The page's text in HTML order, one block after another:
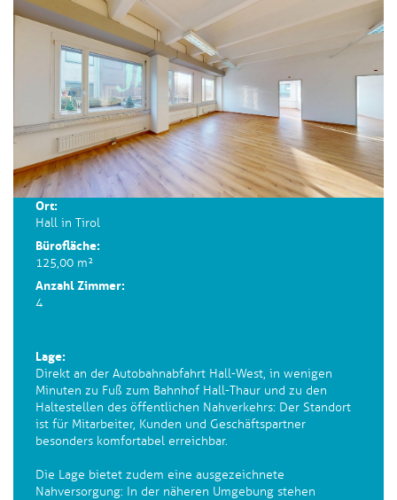
Ort:
Hall in Tirol
Bürofläche:
125,00 m²
Anzahl Zimmer:
4
Lage:
Direkt an der Autobahnabfahrt Hall-West, in wenigen
Minuten zu Fuß zum Bahnhof Hall-Thaur und zu den
Haltestellen des öffentlichen Nahverkehrs: Der Standort
ist für Mitarbeiter, Kunden und Geschäftspartner
besonders komfortabel erreichbar.
Die Lage bietet zudem eine ausgezeichnete
Nahversorgung: In der näheren Umgebung stehen